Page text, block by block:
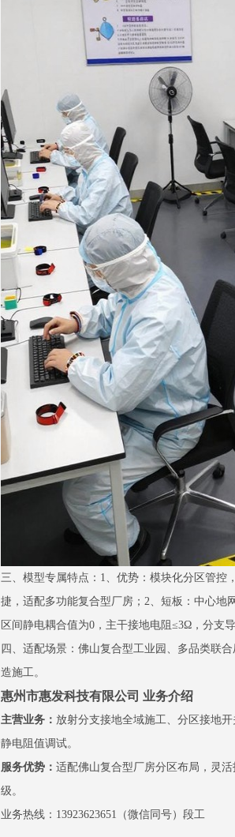
三、模型专属特点：1、优势：模块化分区管控
捷，适配多功能复合型厂房；2、短板：中心地
区间静电耦合值为0，主干接地电阻≤3Ω，分支导
四、适配场景：佛山复合型工业园、多品类联
造施工。
惠州市惠发科技有限公司 业务介绍
主营业务： 放射分支接地全域施工、分区接地
静电阻值调试。
服务优势： 适配佛山复合型厂房分区布局，灵
级。
业务热线：13923623651（微信同号）段工